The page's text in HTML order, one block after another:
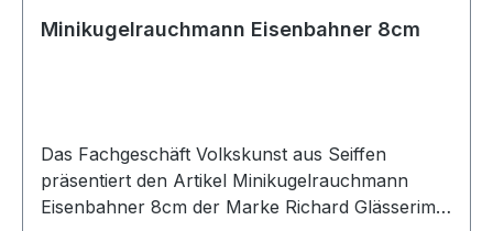
Minikugelrauchmann Eisenbahner 8cm
Das Fachgeschäft Volkskunst aus Seiffen
präsentiert den Artikel Minikugelrauchmann
Eisenbahner 8cm der Marke Richard Glässerim